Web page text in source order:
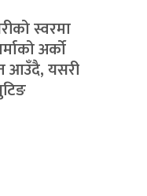
स्वरमा
अर्को
आउँदै, यसरी